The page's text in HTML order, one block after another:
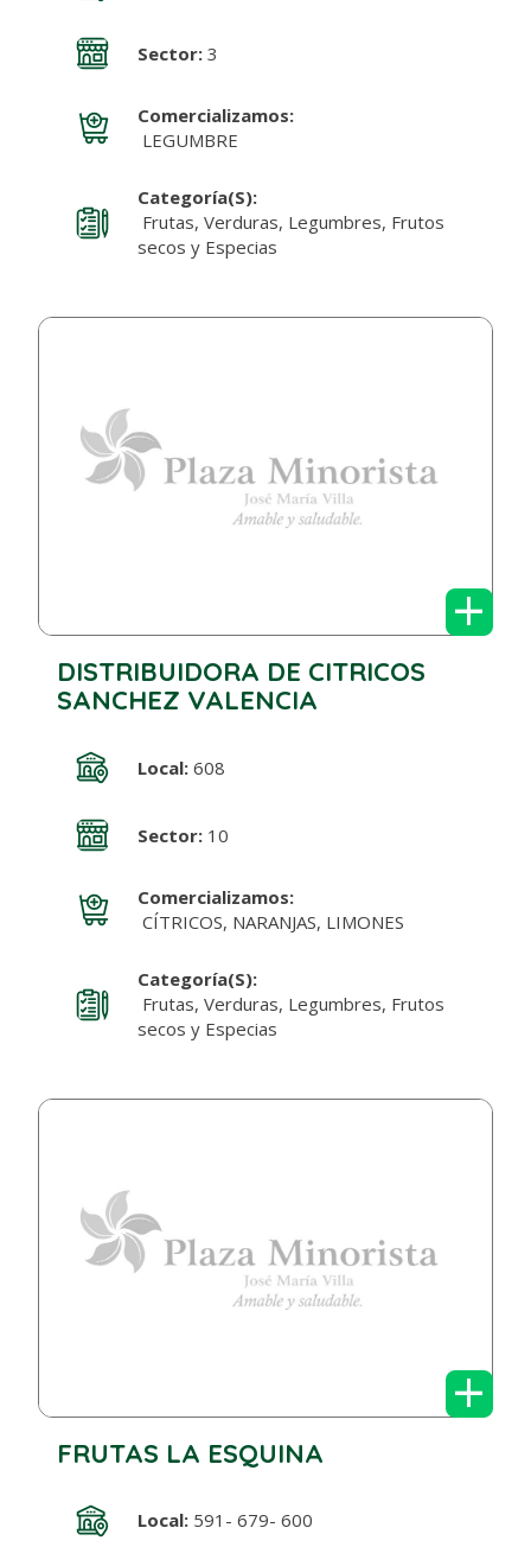
Sector:3
Comercializamos:
LEGUMBRE
Categoría(s):
Frutas, Verduras, Legumbres, Frutos
secos y Especias
+
DISTRIBUIDORA DE CITRICOS
SANCHEZ VALENCIA
Local:608
Sector:10
Comercializamos:
CÍTRICOS, NARANJAS, LIMONES
Categoría(s):
Frutas, Verduras, Legumbres, Frutos
secos y Especias
+
FRUTAS LA ESQUINA
Local:591- 679- 600